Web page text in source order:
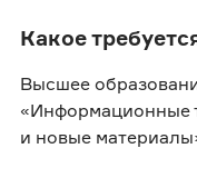
Какое
Высшее
«Информационные
и новые